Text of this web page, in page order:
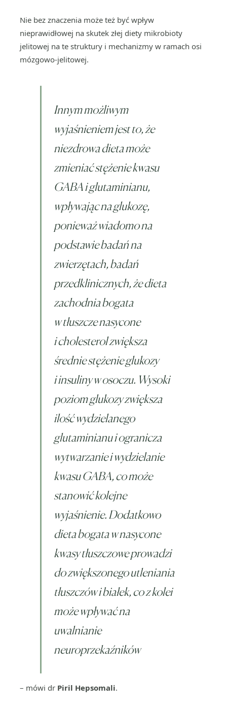
Nie bez znaczenia może też być wpływ
nieprawidłowej na skutek złej diety mikrobioty
jelitowej na te struktury i mechanizmy w ramach osi
mózgowo-jelitowej.
Innym możliwym
wyjaśnieniem jest to, że
niezdrowa dieta może
zmieniać stężenie kwasu
GABA i glutaminianu,
wpływając na glukozę,
ponieważ wiadomo na
podstawie badań na
zwierzętach, badań
przedklinicznych, że dieta
zachodnia bogata
w tłuszcze nasycone
i cholesterol zwiększa
średnie stężenie glukozy
i insuliny w osoczu. Wysoki
poziom glukozy zwiększa
ilość wydzielanego
glutaminianu i ogranicza
wytwarzanie i wydzielanie
kwasu GABA, co może
stanowić kolejne
wyjaśnienie. Dodatkowo
dieta bogata w nasycone
kwasy tłuszczowe prowadzi
do zwiększonego utleniania
tłuszczów i białek, co z kolei
może wpływać na
uwalnianie
neuroprzekaźników
– mówi dr Piril Hepsomali.